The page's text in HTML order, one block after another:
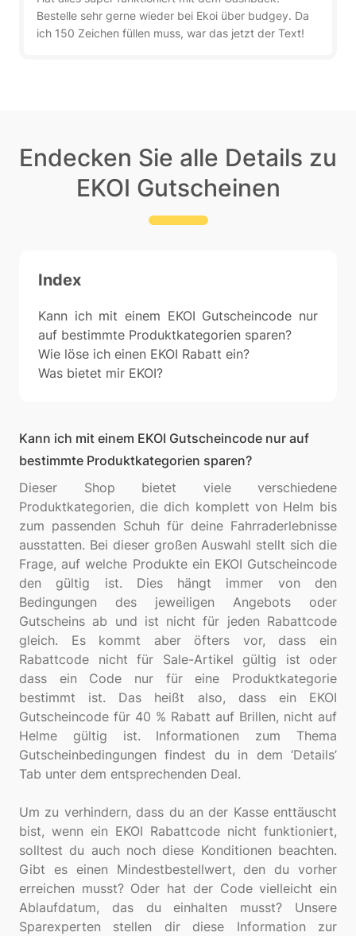
Bestelle sehr gerne wieder bei Ekoi über budgey. Da
ich 150 Zeichen füllen muss, war das jetzt der Text!
Endecken Sie alle Details zu
EKOI Gutscheinen
Index
Kann ich mit einem EKOI Gutscheincode nur
auf bestimmte Produktkategorien sparen?
Wie löse ich einen EKOI Rabatt ein?
Was bietet mir EKOI?
Kann ich mit einem EKOI Gutscheincode nur auf
bestimmte Produktkategorien sparen?
Dieser Shop bietet viele verschiedene
Produktkategorien, die dich komplett von Helm bis
zum passenden Schuh für deine Fahrraderlebnisse
ausstatten. Bei dieser großen Auswahl stellt sich die
Frage, auf welche Produkte ein EKOI Gutscheincode
den gültig ist. Dies hängt immer von den
Bedingungen des jeweiligen Angebots oder
Gutscheins ab und ist nicht für jeden Rabattcode
gleich. Es kommt aber öfters vor, dass ein
Rabattcode nicht für Sale-Artikel gültig ist oder
dass ein Code nur für eine Produktkategorie
bestimmt ist. Das heißt also, dass ein EKOI
Gutscheincode für 40 % Rabatt auf Brillen, nicht auf
Helme gültig ist. Informationen zum Thema
Gutscheinbedingungen findest du in dem ‘Details’
Tab unter dem entsprechenden Deal.
Um zu verhindern, dass du an der Kasse enttäuscht
bist, wenn ein EKOI Rabattcode nicht funktioniert,
solltest du auch noch diese Konditionen beachten.
Gibt es einen Mindestbestellwert, den du vorher
erreichen musst? Oder hat der Code vielleicht ein
Ablaufdatum, das du einhalten musst? Unsere
Sparexperten stellen dir diese Information zur